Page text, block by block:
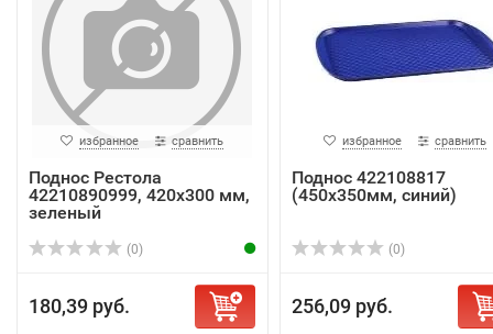
избранное сравнить
Поднос Рестола
42210890999, 420x300 мм,
зеленый
(0)
180,39 руб.
избранное сравнить
Поднос 422108817
(450х350мм, синий)
(0)
256,09 руб.